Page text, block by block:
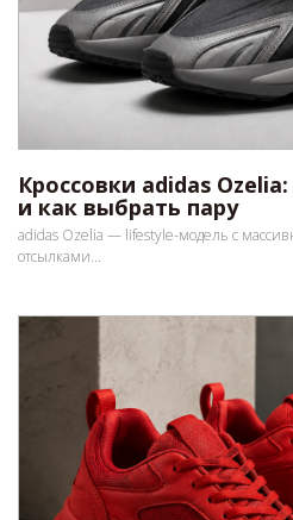
Кроссовки adidas
и как выбрать пару
adidas Ozelia — lifestyle-модель с
отсылками...